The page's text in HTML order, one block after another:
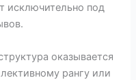
исключительно под
оказывается
рангу или